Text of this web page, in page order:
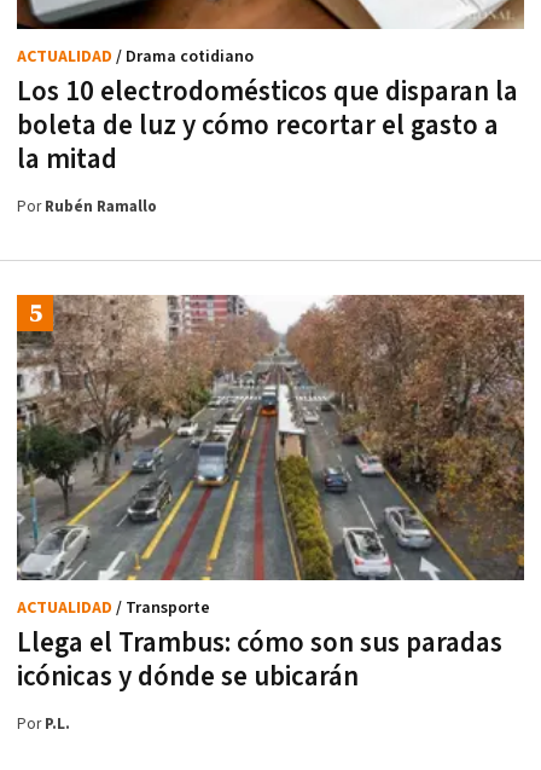
Los 10 electrodomésticos que disparan la
boleta de luz y cómo recortar el gasto a
la mitad
ACTUALIDAD / Drama cotidiano
PorRubén Ramallo
Llega el Trambus: cómo son sus paradas
icónicas y dónde se ubicarán
ACTUALIDAD / Transporte
PorP.L.